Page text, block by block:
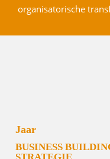
organisatorische
Jaar
BUSINESS